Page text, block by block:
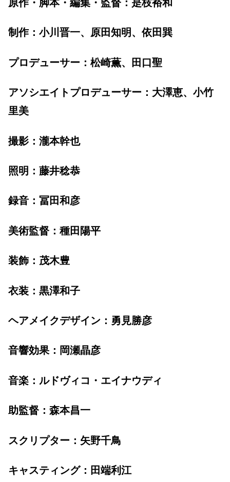
原作・脚本・編集・監督：是枝裕和
制作：小川晋一、原田知明、依田巽
プロデューサー：松崎薫、田口聖
アソシエイトプロデューサー：大澤恵、小竹
里美
撮影：瀧本幹也
照明：藤井稔恭
録音：冨田和彦
美術監督：種田陽平
装飾：茂木豊
衣装：黒澤和子
ヘアメイクデザイン：勇見勝彦
音響効果：岡瀬晶彦
音楽：ルドヴィコ・エイナウディ
助監督：森本昌一
スクリプター：矢野千鳥
キャスティング：田端利江